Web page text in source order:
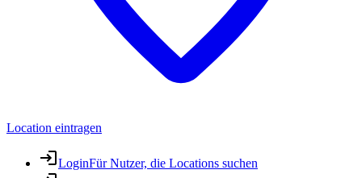
Location eintragen
LoginFür Nutzer, die Locations suchen